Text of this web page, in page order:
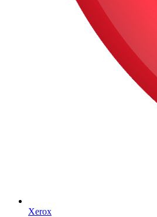
Xerox